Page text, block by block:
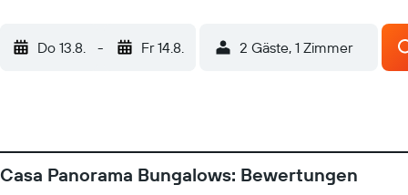
Do 13.8. - Fr 14.8. 2 Gäste, 1 Zimmer
Casa Panorama Bungalows: Bewertungen